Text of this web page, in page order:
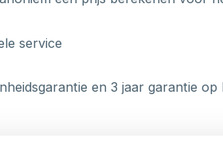
service
en 3 jaar garantie